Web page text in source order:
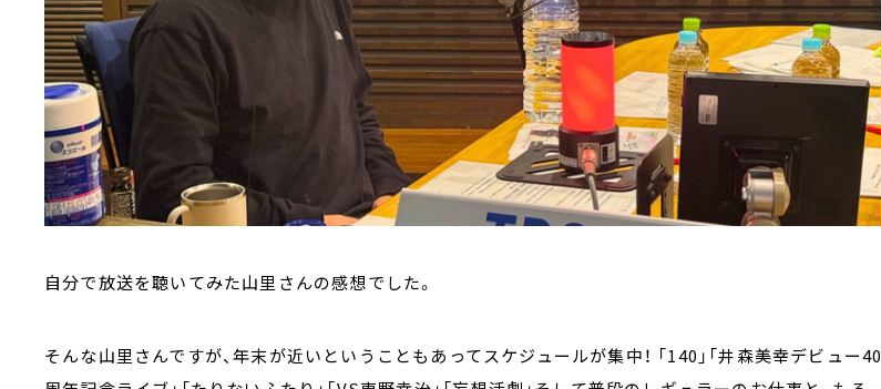
自分で放送を聴いてみた山里さんの感想でした。
そんな山里さんですが、年末が近いということもあってスケジュールが集中！ 「140」「井森美幸デビュー40